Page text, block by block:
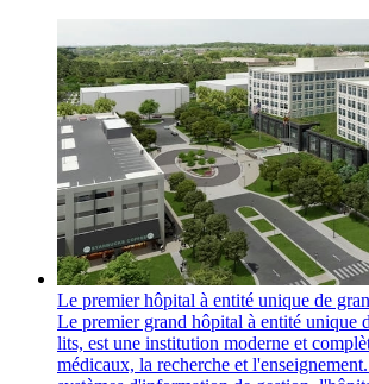
Le premier hôpital à entité unique de
Le premier grand hôpital à entité unique
lits, est une institution moderne et
médicaux, la recherche et